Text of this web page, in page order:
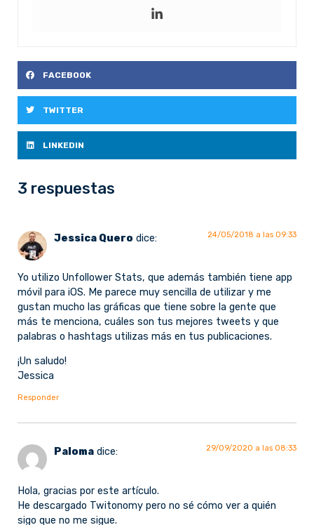
FACEBOOK
TWITTER
LINKEDIN
3 respuestas
Jessica Quero dice: 24/05/2018 a las 09:33
Yo utilizo Unfollower Stats, que además también tiene app
móvil para iOS. Me parece muy sencilla de utilizar y me
gustan mucho las gráficas que tiene sobre la gente que
más te menciona, cuáles son tus mejores tweets y que
palabras o hashtags utilizas más en tus publicaciones.
¡Un saludo!
Jessica
Responder
Paloma dice: 29/09/2020 a las 08:33
Hola, gracias por este artículo.
He descargado Twitonomy pero no sé cómo ver a quién
sigo que no me sigue.